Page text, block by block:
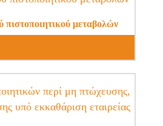
πιστοποιητικού μεταβολών